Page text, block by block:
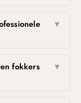
▼
fokkers
▼